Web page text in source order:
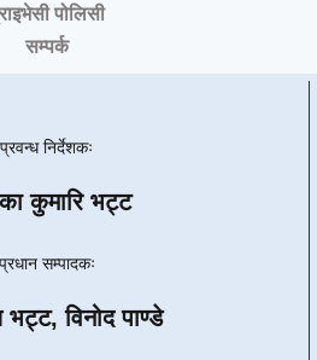
पोलिसी
सम्पर्क
प्रवन्ध निर्देशकः
कुमारि भट्ट
प्रधान सम्पादकः
भट्ट, विनोद पाण्डे